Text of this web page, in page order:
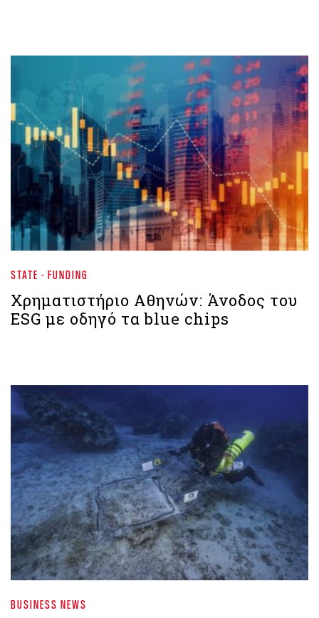
STATE - FUNDING
Χρηματιστήριο Aθηνών: Άνοδος του
ESG με οδηγό τα blue chips
BUSINESS NEWS